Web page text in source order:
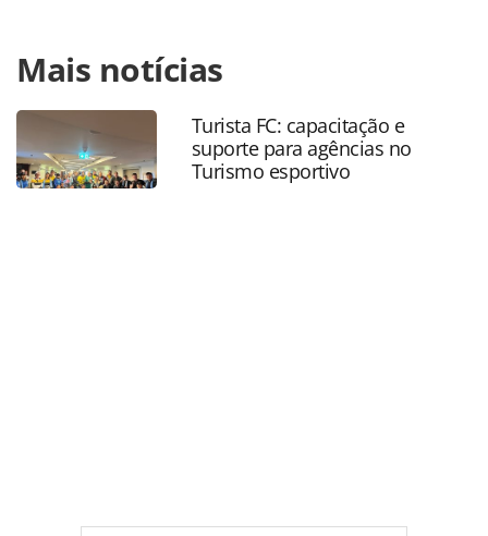
https://www.panrotas.com.br/hotelaria/distribuicao/2026/
hotels-amplia-distribuicao-global-com-integracao-a-travel-
compositor_227753.html ou as ferramentas oferecidas na
página. Todo o conteúdo produzido pela PANROTAS
Editora é protegido pela legislação brasileira sobre direito
autoral. Não reproduza o conteúdo sem autorização da
Mais notícias
Turista FC: capacitação e
suporte para agências no
Turismo esportivo